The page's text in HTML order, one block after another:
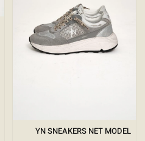
YN SNEAKERS NET MODEL